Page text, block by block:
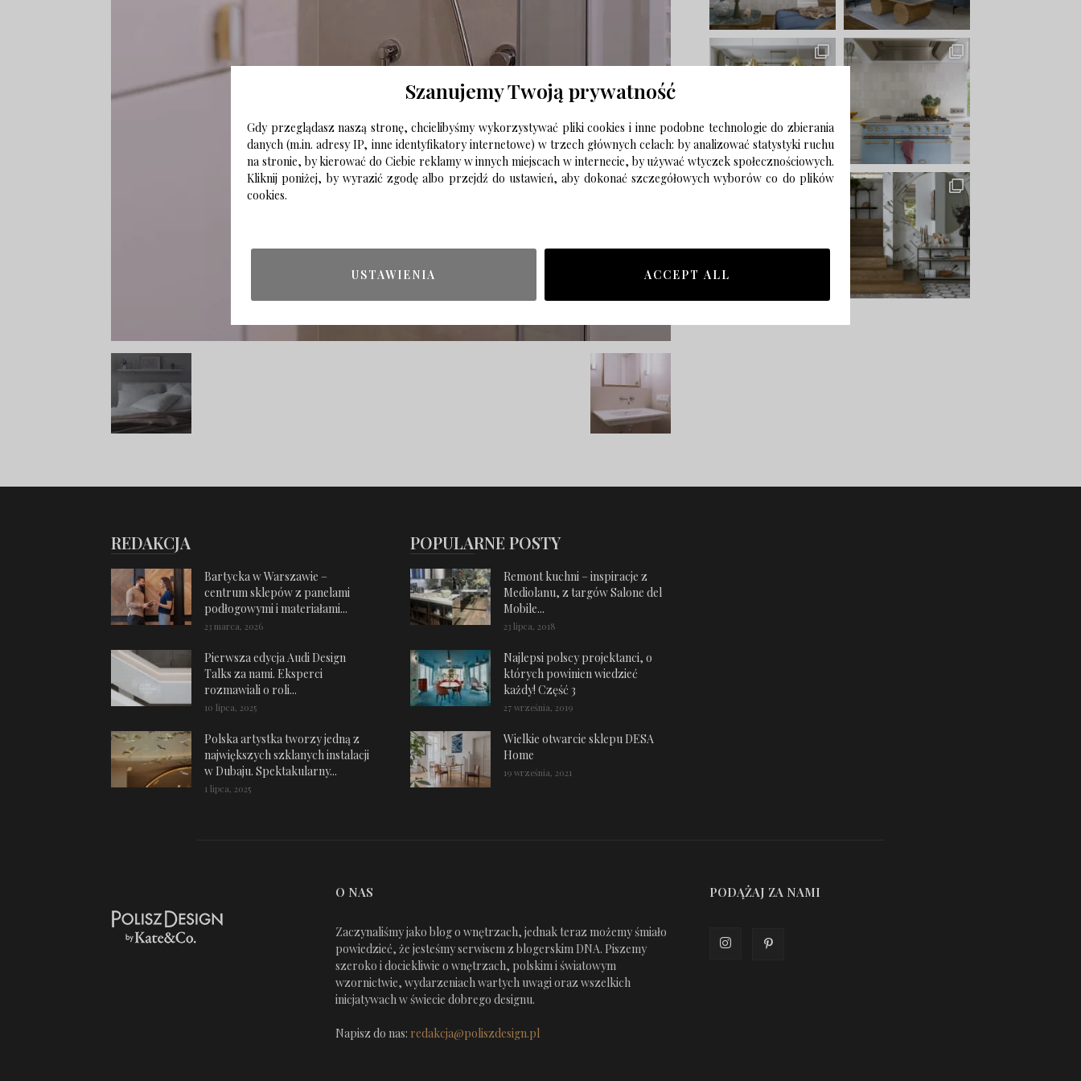
REDAKCJA
Bartycka w Warszawie –
centrum sklepów z panelami
podłogowymi i materiałami...
23 marca, 2026
Pierwsza edycja Audi Design
Talks za nami. Eksperci
rozmawiali o roli...
10 lipca, 2025
Polska artystka tworzy jedną z
największych szklanych instalacji
w Dubaju. Spektakularny...
1 lipca, 2025
POPULARNE POSTY
Remont kuchni – inspiracje z
Mediolanu, z targów Salone del
Mobile...
23 lipca, 2018
Najlepsi polscy projektanci, o
których powinien wiedzieć
każdy! Część 3
27 września, 2019
Wielkie otwarcie sklepu DESA
Home
19 września, 2021
O NAS
Zaczynaliśmy jako blog o wnętrzach, jednak teraz możemy śmiało
powiedzieć, że jesteśmy serwisem z blogerskim DNA. Piszemy
szeroko i dociekliwie o wnętrzach, polskim i światowym
wzornictwie, wydarzeniach wartych uwagi oraz wszelkich
inicjatywach w świecie dobrego designu.
Napisz do nas: redakcja@poliszdesign.pl
PODĄŻAJ ZA NAMI
Szanujemy Twoją prywatność
Gdy przeglądasz naszą stronę, chcielibyśmy wykorzystywać pliki cookies i inne podobne technologie do zbierania
danych (m.in. adresy IP, inne identyfikatory internetowe) w trzech głównych celach: by analizować statystyki ruchu
na stronie, by kierować do Ciebie reklamy w innych miejscach w internecie, by używać wtyczek społecznościowych.
Kliknij poniżej, by wyrazić zgodę albo przejdź do ustawień, aby dokonać szczegółowych wyborów co do plików
cookies.
USTAWIENIA ACCEPT ALL